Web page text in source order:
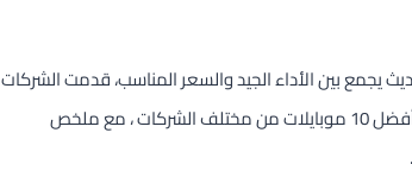
بين الأداء الجيد والسعر المناسب، قدمت الشركات
في أبريل 2025 مجموعة مميزة من الهواتف الاقتصادية. سنقدم في هذا المقال أفضل 10 موبايلات من مختلف الشركات ، مع ملخص